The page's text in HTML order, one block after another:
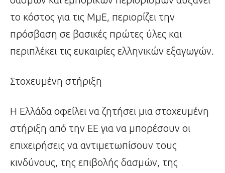
το κόστος για τις ΜμΕ, περιορίζει την
πρόσβαση σε βασικές πρώτες ύλες και
περιπλέκει τις ευκαιρίες ελληνικών εξαγωγών.
Στοχευμένη στήριξη
Η Ελλάδα οφείλει να ζητήσει μια στοχευμένη
στήριξη από την ΕΕ για να μπορέσουν οι
επιχειρήσεις να αντιμετωπίσουν τους
κινδύνους, της επιβολής δασμών, της